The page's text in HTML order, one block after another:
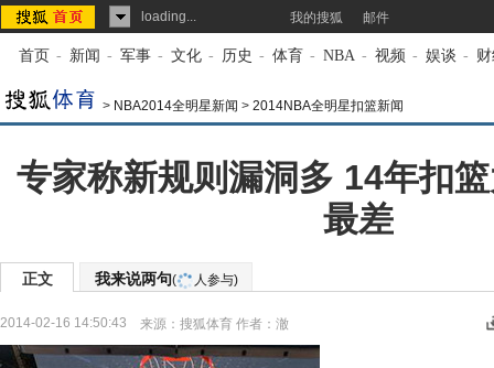
loading... 我的搜狐 邮件
首页 - 新闻 - 军事 - 文化 - 历史 - 体育 - NBA - 视频 - 娱谈 -
> NBA2014全明星新闻 > 2014NBA全明星扣篮新闻
专家称新规则漏洞多 14年扣
最差
正文 我来说两句( 人参与)
2014-02-16 14:50:43 来源： 搜狐体育 作者：澈